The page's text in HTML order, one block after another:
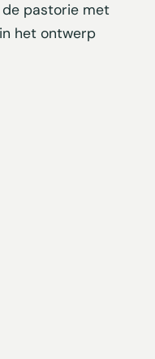
de pastorie met
het ontwerp